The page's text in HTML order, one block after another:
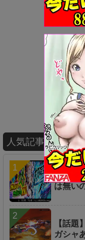
人気記事ランキン
【疑問
は無い
【話
ガシャ